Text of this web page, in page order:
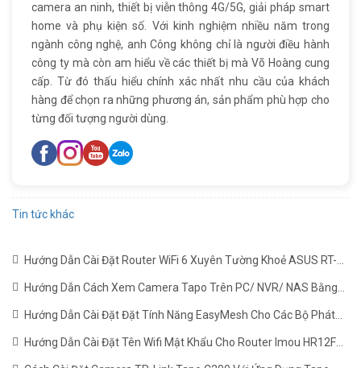
camera an ninh, thiết bị viễn thông 4G/5G, giải pháp smart
home và phụ kiện số. Với kinh nghiệm nhiều năm trong
ngành công nghệ, anh Công không chỉ là người điều hành
công ty mà còn am hiểu về các thiết bị mà Võ Hoàng cung
cấp. Từ đó thấu hiểu chính xác nhất nhu cầu của khách
hàng để chọn ra những phương án, sản phẩm phù hợp cho
từng đối tượng người dùng.
Tin tức khác
Hướng Dẫn Cài Đặt Router WiFi 6 Xuyên Tường Khoẻ ASUS RT-
AX1800HP Mới Nhất
(22/06/2024)
Hướng Dẫn Cách Xem Camera Tapo Trên PC/ NVR/ NAS Bằng
Giao Thức RTSP
(24/05/2024)
Hướng Dẫn Cài Đặt Đặt Tính Năng EasyMesh Cho Các Bộ Phát
WiFi TP-LINK (19/12/2023)
Hướng Dẫn Cài Đặt Tên Wifi Mật Khẩu Cho Router Imou HR12F
Mới Nhất
(02/11/2023)